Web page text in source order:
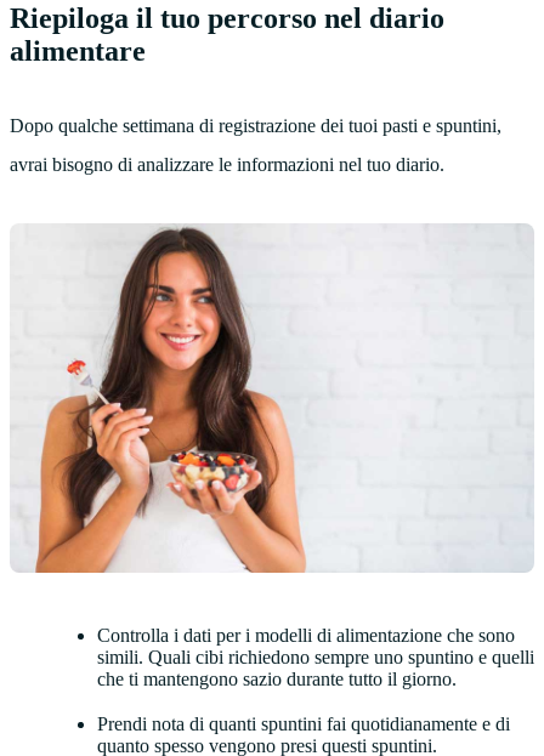
Riepiloga il tuo percorso nel diario
alimentare
Dopo qualche settimana di registrazione dei tuoi pasti e spuntini,
avrai bisogno di analizzare le informazioni nel tuo diario.
Controlla i dati per i modelli di alimentazione che sono
simili. Quali cibi richiedono sempre uno spuntino e quelli
che ti mantengono sazio durante tutto il giorno.
Prendi nota di quanti spuntini fai quotidianamente e di
quanto spesso vengono presi questi spuntini.